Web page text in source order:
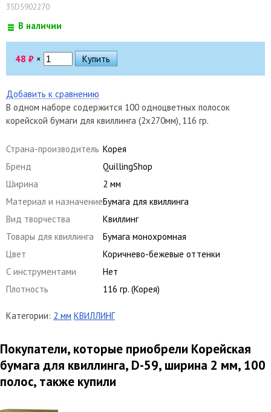
35D5902270
В наличии
48 ₽ ×
Добавить к сравнению
В одном наборе содержится 100 одноцветных полосок
корейской бумаги для квиллинга (2х270мм), 116 гр.
Страна-производитель Корея
Бренд
QuillingShop
Ширина
2 мм
Материал и назначениеБумага для квиллинга
Вид творчества
Квиллинг
Товары для квиллинга
Бумага монохромная
Цвет
Коричнево-бежевые оттенки
С инструментами
Нет
Плотность
116 гр. (Корея)
Категории: 2 мм КВИЛЛИНГ
Покупатели, которые приобрели Корейская
бумага для квиллинга, D-59, ширина 2 мм, 100
полос, также купили